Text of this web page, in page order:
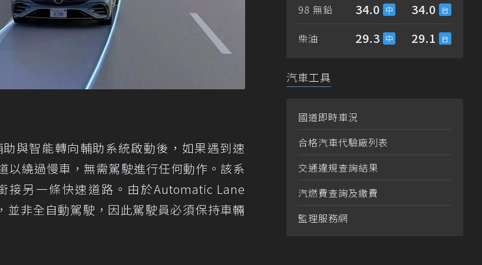
與智能轉向輔助系統啟動後，如果遇到速
以繞過慢車，無需駕駛進行任何動作。該系
接另一條快速道路。由於Automatic Lane
非全自動駕駛，因此駕駛員必須保持車輛
98 無鉛 34.0 34.0
柴油 29.3 29.1
汽車工具
國道即時車況
合格汽車代驗廠列表
交通違規查詢結果
汽燃費查詢及繳費
監理服務網